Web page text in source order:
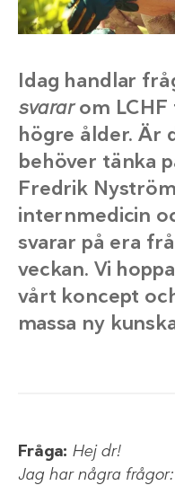
Idag handlar
svararom LCHF
högre ålder. Är
behöver tänka
Fredrik
internmedicin
svarar på era
veckan. Vi
vårt koncept
massa ny
Fråga: Hej dr!
Jag har några frågor: